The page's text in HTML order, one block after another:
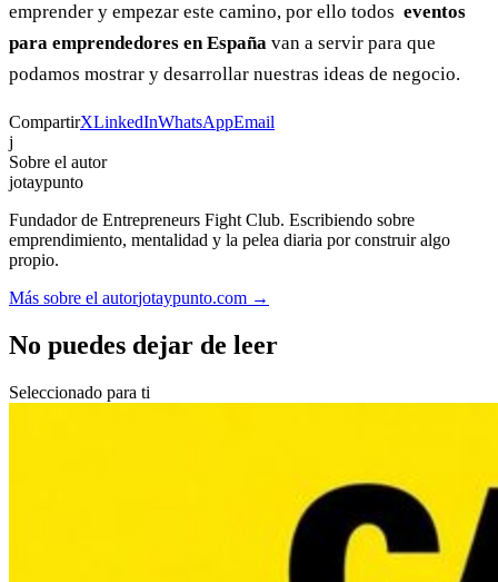
emprender y empezar este camino, por ello todos eventos
para emprendedores en España van a servir para que
podamos mostrar y desarrollar nuestras ideas de negocio.
CompartirXLinkedInWhatsAppEmail
j
Sobre el autor
jotaypunto
Fundador de Entrepreneurs Fight Club. Escribiendo sobre
emprendimiento, mentalidad y la pelea diaria por construir algo
propio.
Más sobre el autorjotaypunto.com →
No puedes dejar de leer
Seleccionado para ti